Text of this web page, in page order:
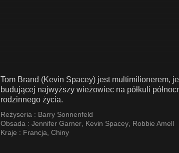
Tom Brand (Kevin Spacey) jest multimilionerem,
budującej najwyższy wieżowiec na półkuli
rodzinnego życia.
Reżyseria : Barry Sonnenfeld
Obsada : Jennifer Garner Kevin Spacey Robbie Amell
Kraje : Francja Chiny